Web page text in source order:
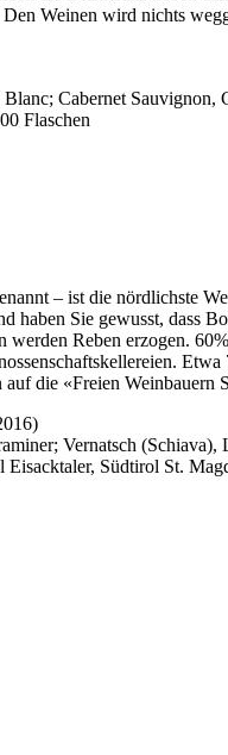
Weinen wird nichts
Cabernet Sauvignon,
Flaschen
– ist die nördlichste
haben Sie gewusst, dass
werden Reben erzogen.
die «Freien Weinbauern
Vernatsch (Schiava),
Eisacktaler, Südtirol St.